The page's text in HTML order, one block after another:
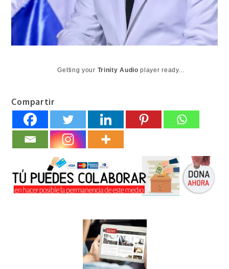
Getting your Trinity Audio player ready...
Compartir